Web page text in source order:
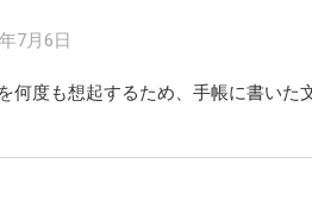
7月6日
を何度も想起するため、手帳に書いた